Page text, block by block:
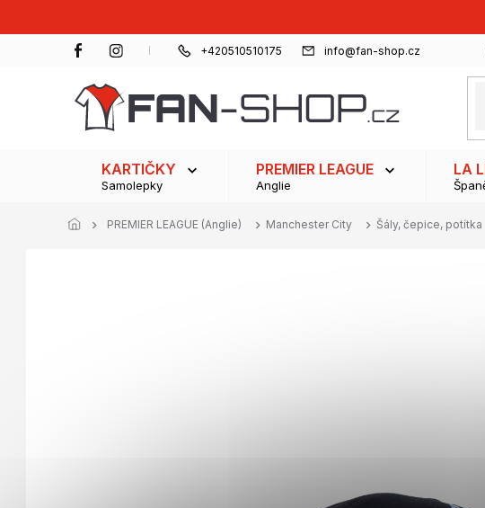
+420510510175 info@fan-shop.cz
KARTIČKY
Samolepky
PREMIER LEAGUE
Anglie
LA
PREMIER LEAGUE (Anglie) Manchester City Šály, čepice, potítka